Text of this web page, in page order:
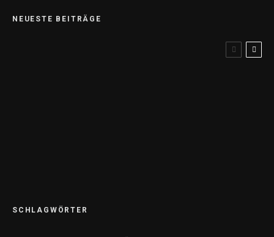
NEUESTE BEITRÄGE
SCHLAGWÖRTER